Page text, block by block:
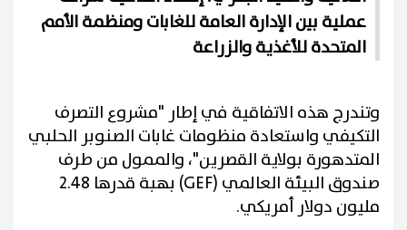
عملية بين الإدارة العامة للغابات ومنظمة الأمم
المتحدة للأغذية والزراعة
وتندرج هذه الاتفاقية في إطار "مشروع التصرف
التكيفي واستعادة منظومات غابات الصنوبر الحلبي
المتدهورة بولاية القصرين"، والممول من طرف
صندوق البيئة العالمي (GEF) بهبة قدرها 2.48
مليون دولار أمريكي.